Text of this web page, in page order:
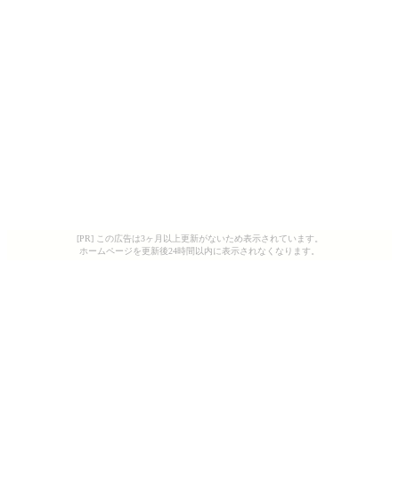
[PR] この広告は3ヶ月以上更新がないため表示されています。
ホームページを更新後24時間以内に表示されなくなります。